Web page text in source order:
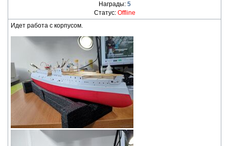
Награды: 5
Статус: Offline
Идет работа с корпусом.